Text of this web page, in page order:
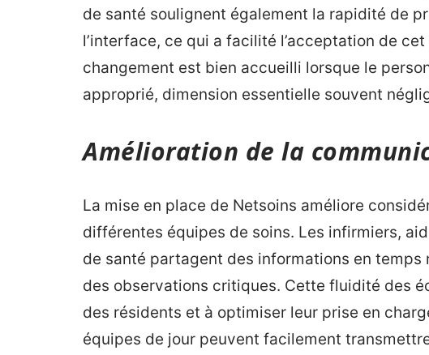
de santé soulignent également la rapidité de
l’interface, ce qui a facilité l’acceptation de
changement est bien accueilli lorsque le
approprié, dimension essentielle souvent
Amélioration de la
La mise en place de Netsoins améliore
différentes équipes de soins. Les infirmiers,
de santé partagent des informations en
des observations critiques. Cette fluidité des
des résidents et à optimiser leur prise en
équipes de jour peuvent facilement